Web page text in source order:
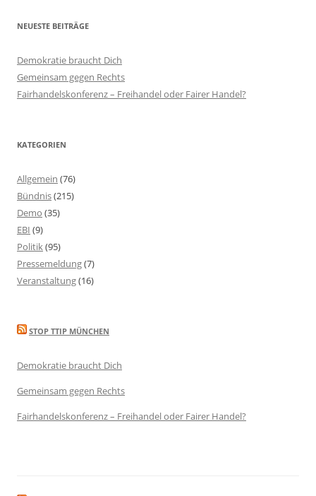
NEUESTE BEITRÄGE
Demokratie braucht Dich
Gemeinsam gegen Rechts
Fairhandelskonferenz – Freihandel oder Fairer Handel?
KATEGORIEN
Allgemein (76)
Bündnis(215)
Demo (35)
EBI (9)
Politik(95)
Pressemeldung(7)
Veranstaltung(16)
STOP TTIP MÜNCHEN
Demokratie braucht Dich
Gemeinsam gegen Rechts
Fairhandelskonferenz – Freihandel oder Fairer Handel?